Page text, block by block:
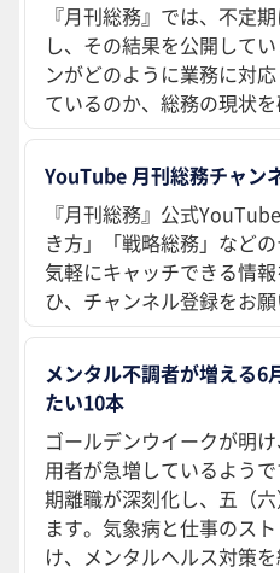
『月刊総務』では、不定
し、その結果を公開して
ンがどのように業務に対
ているのか、総務の現状を
YouTube 月刊総務チャン
『月刊総務』公式
き方」「戦略総務」など
気軽にキャッチできる情
ひ、チャンネル登録をお願
メンタル不調者が増える6
たい10本
ゴールデンウイークが明
用者が急増しているよう
期離職が深刻化し、五（
ます。気象病と仕事のス
け、メンタルヘルス対策を